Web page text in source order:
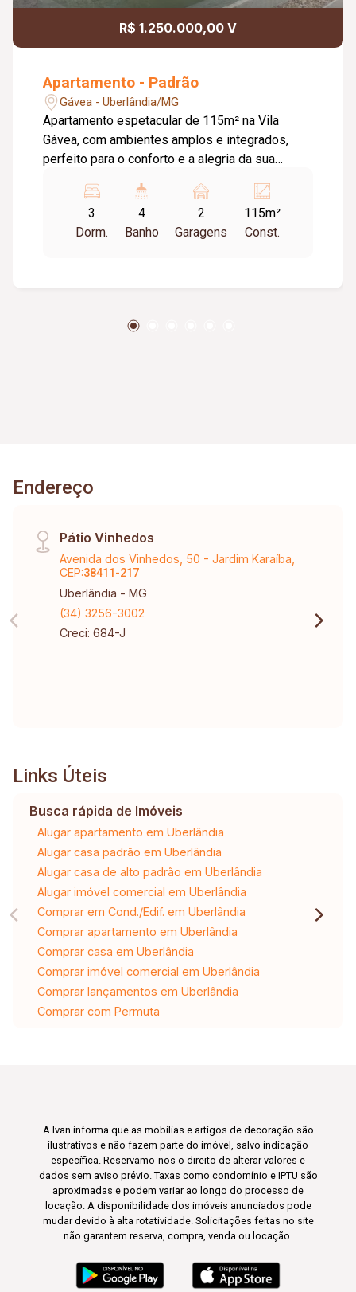
R$ 1.250.000,00 V
Apartamento - Padrão
Gávea - Uberlândia/MG
Apartamento espetacular de 115m² na Vila
Gávea, com ambientes amplos e integrados,
perfeito para o conforto e a alegria da sua
Lavabo; 02 Vagas de garagem. Lazer Completo
piscina ,quadra ,brinquedoteca área gourmet
,sala de jogos etc.
3
Dorm.
4
Banho
2
Garagens
115m²
Const.
Endereço
Pátio Vinhedos
Avenida dos Vinhedos, 50 - Jardim Karaíba,
CEP:38411-217
Uberlândia - MG
(34) 3256-3002
Creci: 684-J
Links Úteis
Busca rápida de Imóveis
Alugar apartamento em Uberlândia
Alugar casa padrão em Uberlândia
Alugar casa de alto padrão em Uberlândia
Alugar imóvel comercial em Uberlândia
Comprar em Cond./Edif. em Uberlândia
Comprar apartamento em Uberlândia
Comprar casa em Uberlândia
Comprar imóvel comercial em Uberlândia
Comprar lançamentos em Uberlândia
Comprar com Permuta
A Ivan informa que as mobílias e artigos de decoração são
ilustrativos e não fazem parte do imóvel, salvo indicação
específica. Reservamo-nos o direito de alterar valores e
dados sem aviso prévio. Taxas como condomínio e IPTU são
aproximadas e podem variar ao longo do processo de
locação. A disponibilidade dos imóveis anunciados pode
mudar devido à alta rotatividade. Solicitações feitas no site
não garantem reserva, compra, venda ou locação.